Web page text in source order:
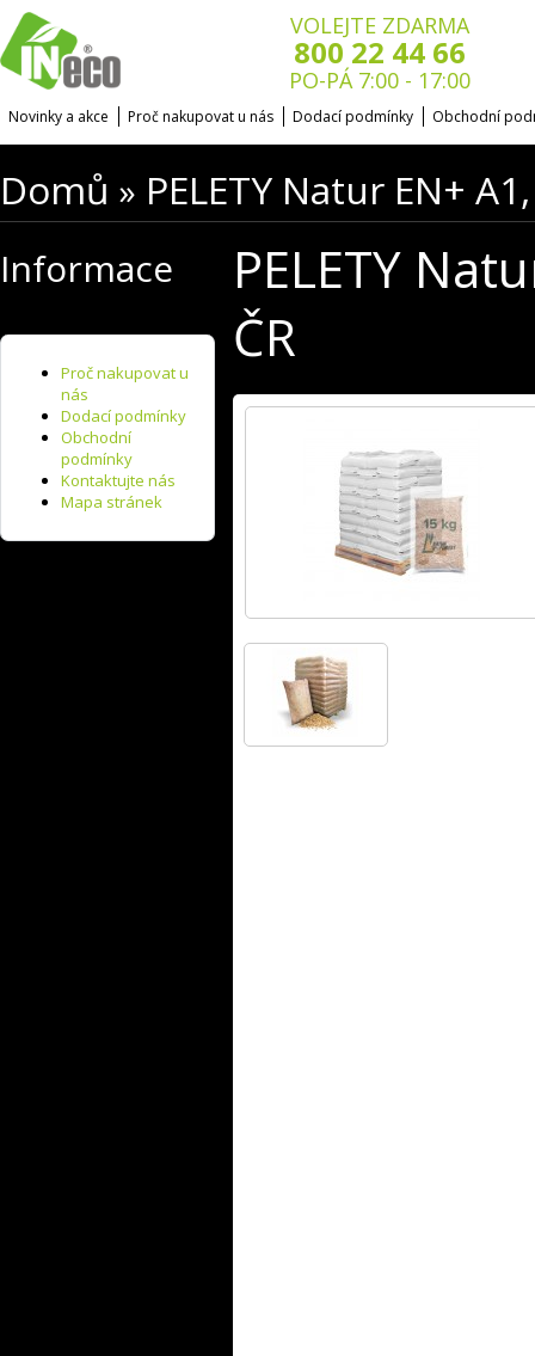
VOLEJTE ZDARMA
800 22 44 66
PO-PÁ 7:00 - 17:00
Novinky a akce Proč nakupovat u nás Dodací podmínky Obchodní
Domů » PELETY Natur EN+
Informace
Proč nakupovat u
nás
Dodací podmínky
Obchodní
podmínky
Kontaktujte nás
Mapa stránek
PELETY
ČR